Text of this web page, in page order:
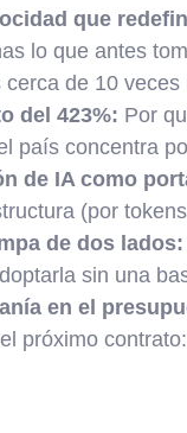
que
lo que antes
cerca de 10
del 423%: Por
país concentra
de IA como
(por
de dos lados:
sin una
en el
próximo